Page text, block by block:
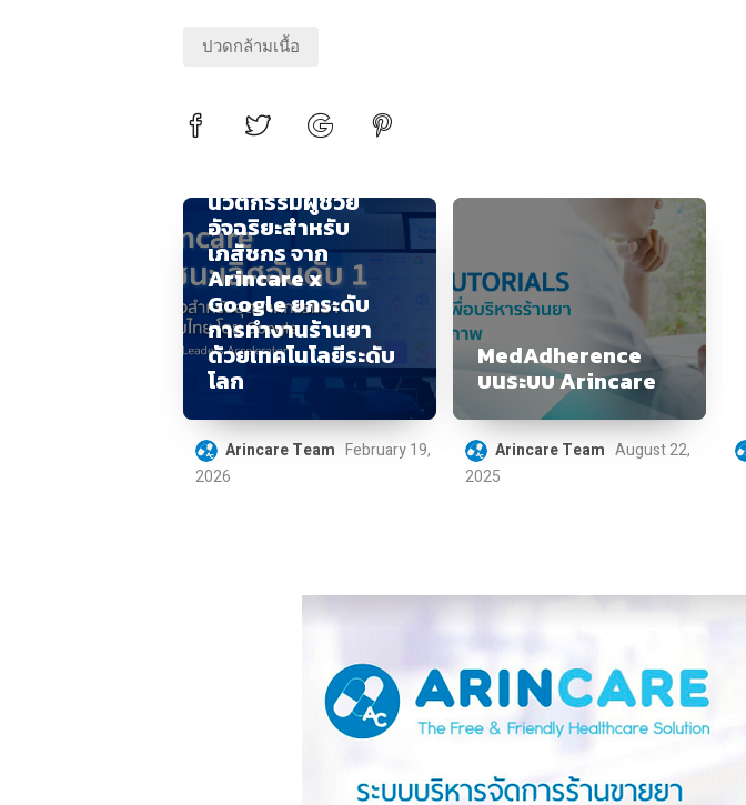
ปวดกล้ามเนื้อ
นวัตกรรมผู้ช่วย
อัจฉริยะสำหรับ
เภสัชกร จาก
Arincare x
Google ยกระดับ
การทำงานร้านยา
ด้วยเทคโนโลยีระดับ
โลก
Arincare Team February 19,
2026
MedAdherence
บนระบบ Arincare
Arincare Team August 22,
2025